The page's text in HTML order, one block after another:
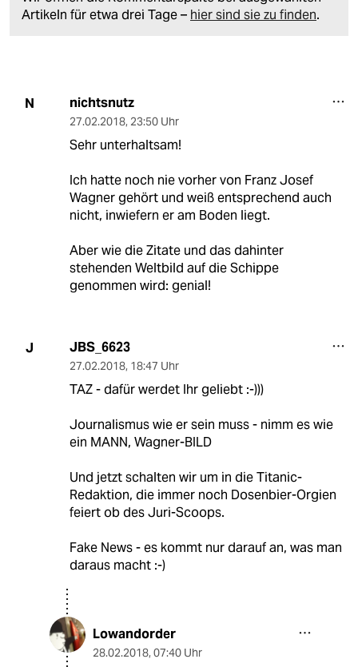
Artikeln für etwa drei Tage – hier sind sie zu finden.
N nichtsnutz
27.02.2018, 23:50 Uhr
Sehr unterhaltsam!
Ich hatte noch nie vorher von Franz Josef
Wagner gehört und weiß entsprechend auch
nicht, inwiefern er am Boden liegt.
Aber wie die Zitate und das dahinter
stehenden Weltbild auf die Schippe
genommen wird: genial!
J JBS_6623
27.02.2018, 18:47 Uhr
TAZ - dafür werdet Ihr geliebt :-)))
Journalismus wie er sein muss - nimm es wie
ein MANN, Wagner-BILD
Und jetzt schalten wir um in die Titanic-
Redaktion, die immer noch Dosenbier-Orgien
feiert ob des Juri-Scoops.
Fake News - es kommt nur darauf an, was man
daraus macht :-)
Lowandorder
28.02.2018, 07:40 Uhr